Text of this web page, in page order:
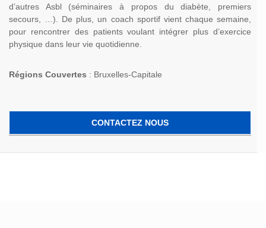
d’autres Asbl (séminaires à propos du diabète, premiers
secours, …). De plus, un coach sportif vient chaque semaine,
pour rencontrer des patients voulant intégrer plus d’exercice
physique dans leur vie quotidienne.
Régions Couvertes : Bruxelles-Capitale
CONTACTEZ NOUS